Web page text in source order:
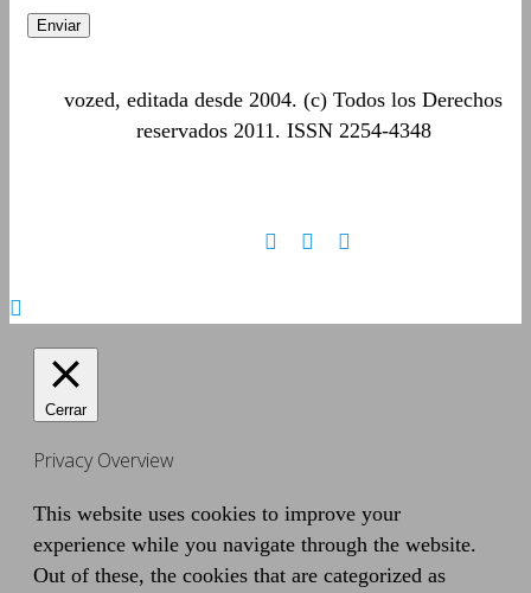
vozed, editada desde 2004. (c) Todos los Derechos
reservados 2011. ISSN 2254-4348
Cerrar
Privacy Overview
This website uses cookies to improve your
experience while you navigate through the website.
Out of these, the cookies that are categorized as